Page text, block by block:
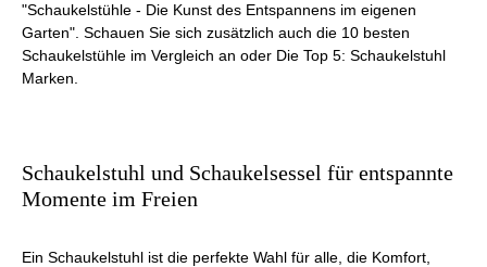
"Schaukelstühle - Die Kunst des Entspannens im eigenen
Garten". Schauen Sie sich zusätzlich auch die 10 besten
Schaukelstühle im Vergleich an oder Die Top 5: Schaukelstuhl
Marken.
Schaukelstuhl und Schaukelsessel für entspannte
Momente im Freien
Ein Schaukelstuhl ist die perfekte Wahl für alle, die Komfort,